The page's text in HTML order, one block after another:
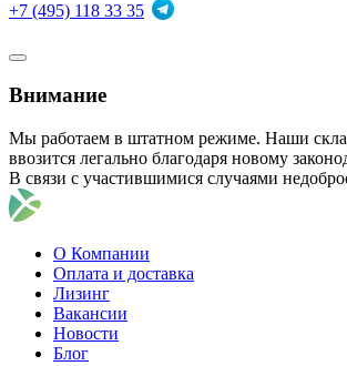
+7 (495) 118 33 35
Внимание
Мы работаем в штатном режиме. Наши
ввозится легально благодаря новому
В связи с участившимися случаями
О Компании
Оплата и доставка
Лизинг
Вакансии
Новости
Блог